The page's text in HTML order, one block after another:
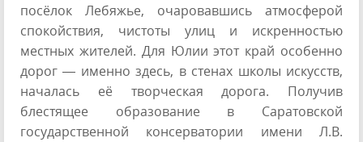
посёлок Лебяжье, очаровавшись атмосферой
спокойствия, чистоты улиц и искренностью
местных жителей. Для Юлии этот край особенно
дорог — именно здесь, в стенах школы искусств,
началась её творческая дорога. Получив
блестящее образование в Саратовской
государственной консерватории имени Л.В.